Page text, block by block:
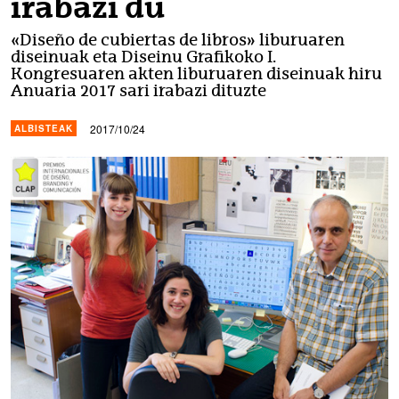
«Diseño de cubiertas de libros» liburuaren
diseinuak eta Diseinu Grafikoko I.
Kongresuaren akten liburuaren diseinuak hiru
Anuaria 2017 sari irabazi dituzte
ALBISTEAK 2017/10/24